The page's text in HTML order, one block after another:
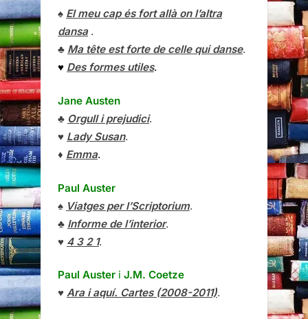
♠ El meu cap és fort allà on l’altra
dansa.
♣ Ma tête est forte de celle qui danse.
♥ Des formes utiles.
Jane Austen
♣ Orgull i prejudici.
♥ Lady Susan.
♦ Emma.
Paul Auster
♠ Viatges per l’Scriptorium.
♣ Informe de l’interior.
♥ 4 3 2 1.
Paul Auster i J.M. Coetze
♥ Ara i aquí. Cartes (2008-2011).